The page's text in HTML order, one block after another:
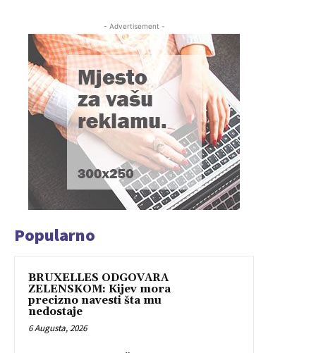
- Advertisement -
Popularno
BRUXELLES ODGOVARA
ZELENSKOM: Kijev mora
precizno navesti šta mu
nedostaje
6 Augusta, 2026